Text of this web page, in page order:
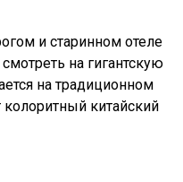
и старинном отеле
на гигантскую
на традиционном
китайский